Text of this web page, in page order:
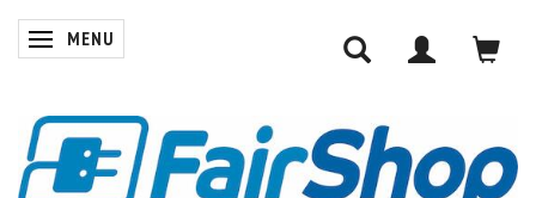
SKIFTE NAVIGATION
MENU